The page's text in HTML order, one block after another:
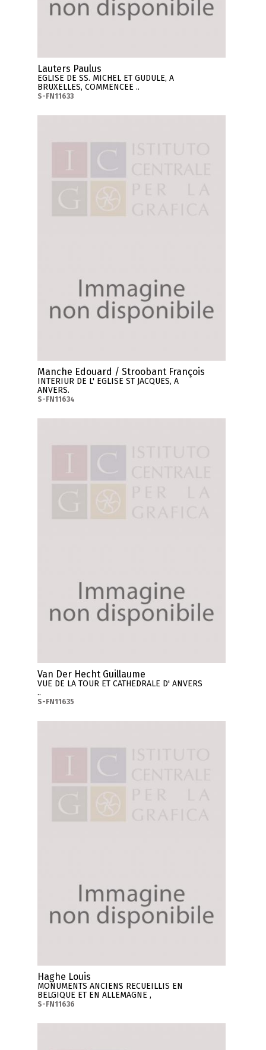
Lauters Paulus
EGLISE DE SS. MICHEL ET GUDULE, A
BRUXELLES, COMMENCEE ..
S-FN11633
Manche Edouard / Stroobant François
INTERIUR DE L' EGLISE ST JACQUES, A
ANVERS.
S-FN11634
Van Der Hecht Guillaume
VUE DE LA TOUR ET CATHEDRALE D' ANVERS
..
S-FN11635
Haghe Louis
MONUMENTS ANCIENS RECUEILLIS EN
BELGIQUE ET EN ALLEMAGNE ,
S-FN11636